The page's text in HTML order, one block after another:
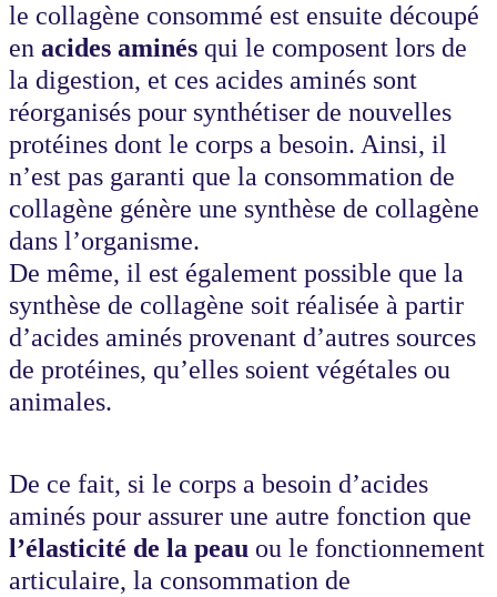
le collagène consommé est ensuite découpé
en acides aminés qui le composent lors de
la digestion, et ces acides aminés sont
réorganisés pour synthétiser de nouvelles
protéines dont le corps a besoin. Ainsi, il
n’est pas garanti que la consommation de
collagène génère une synthèse de collagène
dans l’organisme.
De même, il est également possible que la
synthèse de collagène soit réalisée à partir
d’acides aminés provenant d’autres sources
de protéines, qu’elles soient végétales ou
animales.
De ce fait, si le corps a besoin d’acides
aminés pour assurer une autre fonction que
l’élasticité de la peau ou le fonctionnement
articulaire, la consommation de